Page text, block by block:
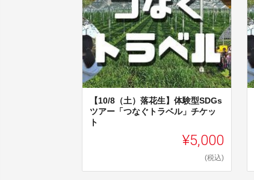
【10/8（土）落花生】体験型SDGs
ツアー「つなぐトラベル」チケッ
ト
¥5,000
(税込)